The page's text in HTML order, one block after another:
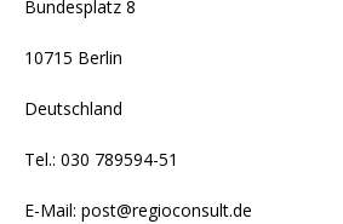
Bundesplatz 8
10715 Berlin
Deutschland
Tel.: 030 789594-51
E-Mail: post@regioconsult.de